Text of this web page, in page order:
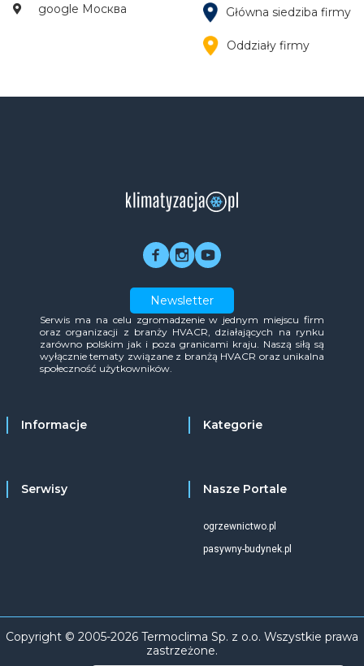
google Москва Główna siedziba firmy
Oddziały firmy
Newsletter
Serwis ma na celu zgromadzenie w jednym miejscu firm
oraz organizacji z branży HVACR, działających na rynku
zarówno polskim jak i poza granicami kraju. Naszą siłą są
wyłącznie tematy związane z branżą HVACR oraz unikalna
społeczność użytkowników.
Informacje Kategorie
Serwisy Nasze Portale
ogrzewnictwo.pl
pasywny-budynek.pl
Copyright © 2005-2026 Termoclima Sp. z o.o. Wszystkie prawa
zastrzeżone.